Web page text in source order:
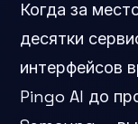
Когда за
десятки
интерфейсов
Pingo AI до